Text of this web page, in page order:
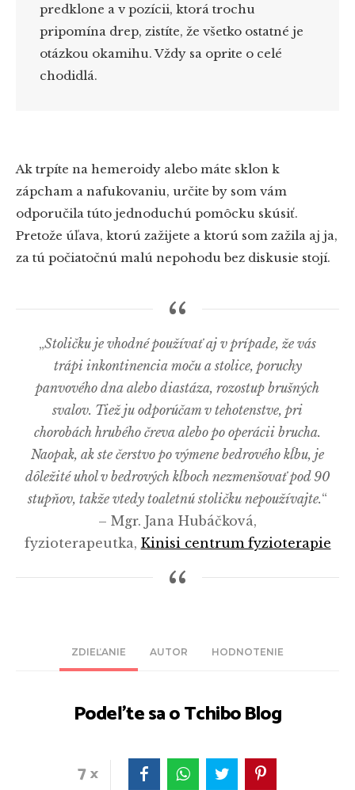
ZDIEĽANIE AUTOR HODNOTENIE
Podeľte sa o Tchibo Blog
7
predklone a v pozícii, ktorá trochu
pripomína drep, zistíte, že všetko ostatné je
otázkou okamihu. Vždy sa oprite o celé
chodidlá.
Ak trpíte na hemeroidy alebo máte sklon k
zápcham a nafukovaniu, určite by som vám
odporučila túto jednoduchú pomôcku skúsiť.
Pretože úľava, ktorú zažijete a ktorú som zažila aj ja,
za tú počiatočnú malú nepohodu bez diskusie stojí.
„Stoličku je vhodné používať aj v prípade, že vás
trápi inkontinencia moču a stolice, poruchy
panvového dna alebo diastáza, rozostup brušných
svalov. Tiež ju odporúčam v tehotenstve, pri
chorobách hrubého čreva alebo po operácii brucha.
Naopak, ak ste čerstvo po výmene bedrového kĺbu, je
dôležité uhol v bedrových kĺboch nezmenšovať pod 90
stupňov, takže vtedy toaletnú stoličku nepoužívajte.“
– Mgr. Jana Hubáčková,
fyzioterapeutka, Kinisi centrum fyzioterapie